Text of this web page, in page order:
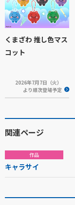
くまざわ 推し色マス
コット
2026年7月7日（火）
より順次登場予定
関連ページ
作品
キャラサイ